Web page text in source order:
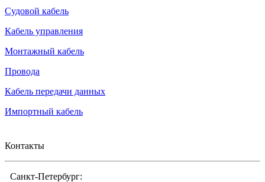
Судовой кабель
Кабель управления
Монтажный кабель
Провода
Кабель передачи данных
Импортный кабель
Контакты
Санкт-Петербург: